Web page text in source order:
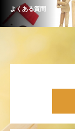
よくある質問